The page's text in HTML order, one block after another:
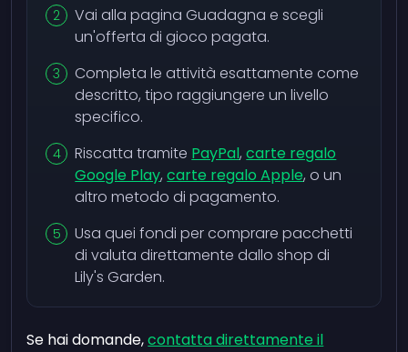
Vai alla pagina Guadagna e scegli
un'offerta di gioco pagata.
Completa le attività esattamente come
descritto, tipo raggiungere un livello
specifico.
Riscatta tramite PayPal,carte regalo
Google Play,carte regalo Apple, o un
altro metodo di pagamento.
Usa quei fondi per comprare pacchetti
di valuta direttamente dallo shop di
Lily's Garden.
Se hai domande,contatta direttamente il